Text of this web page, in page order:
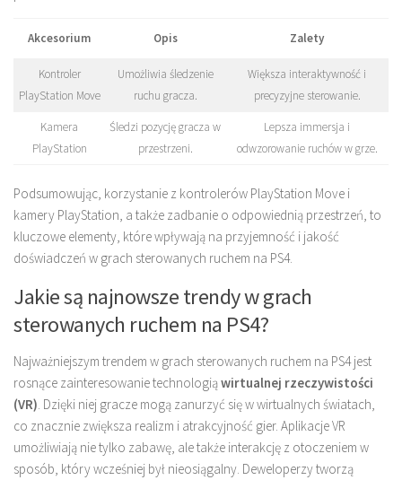
Akcesorium Opis Zalety
Kontroler
PlayStation Move
Umożliwia śledzenie
ruchu gracza.
Większa interaktywność i
precyzyjne sterowanie.
Kamera
PlayStation
Śledzi pozycję gracza w
przestrzeni.
Lepsza immersja i
odwzorowanie ruchów w grze.
Podsumowując, korzystanie z kontrolerów PlayStation Move i
kamery PlayStation, a także zadbanie o odpowiednią przestrzeń, to
kluczowe elementy, które wpływają na przyjemność i jakość
doświadczeń w grach sterowanych ruchem na PS4.
Jakie są najnowsze trendy w grach
sterowanych ruchem na PS4?
Najważniejszym trendem w grach sterowanych ruchem na PS4 jest
rosnące zainteresowanie technologiąwirtualnej rzeczywistości
(VR). Dzięki niej gracze mogą zanurzyć się w wirtualnych światach,
co znacznie zwiększa realizm i atrakcyjność gier. Aplikacje VR
umożliwiają nie tylko zabawę, ale także interakcję z otoczeniem w
sposób, który wcześniej był nieosiągalny. Deweloperzy tworzą